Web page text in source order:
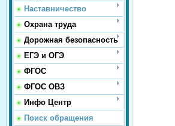
Наставничество
Охрана труда
Дорожная безопасность
ЕГЭ и ОГЭ
ФГОС
ФГОС ОВЗ
Инфо Центр
Поиск обращения